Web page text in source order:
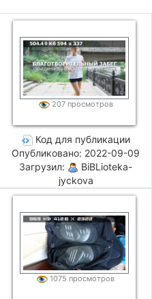
207 просмотров
Код для публикации
Опубликовано: 2022-09-09
Загрузил:
BiBLioteka-
jyckova
1075 просмотров